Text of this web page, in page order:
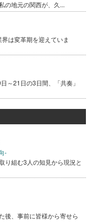
の地元の関西が、久...
は変革期を迎えていま
～21日の3日間、「共奏」
-
り組む3人の知見から現況と
後、事前に皆様から寄せら